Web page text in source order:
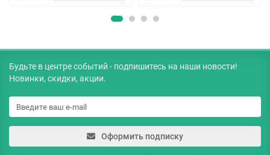
Будьте в центре событий - подпишитесь на наши новости!
Новинки, скидки, акции.
Оформить подписку